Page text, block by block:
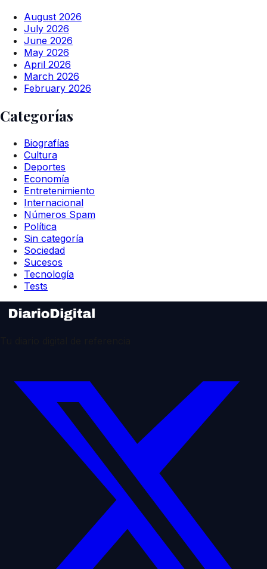
August 2026
July 2026
June 2026
May 2026
April 2026
March 2026
February 2026
Categorías
Biografías
Cultura
Deportes
Economía
Entretenimiento
Internacional
Números Spam
Política
Sin categoría
Sociedad
Sucesos
Tecnología
Tests